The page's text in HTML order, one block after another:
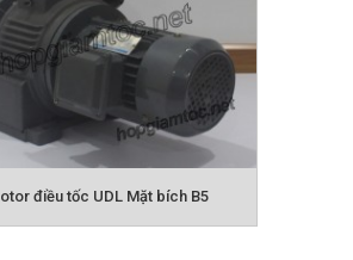
GIẢM TỐC WANSHSIN
MOTOR GIẢM TỐC CỐT ÂM
điều tốc UDL Mặt bích B5